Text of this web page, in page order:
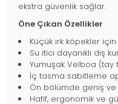
ekstra güvenlik sağlar.
Öne Çıkan Özellikler
Küçük ırk köpekler
Su itici dayanıklı dış
Yumuşak Velboa (tay
İç tasma sabitleme
Ön bölümde geniş ve
Hafif, ergonomik ve